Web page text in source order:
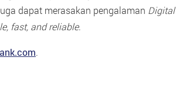
dapat merasakan pengalaman Digital
fast, and reliable.
.